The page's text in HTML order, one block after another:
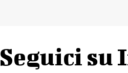
Seguici su